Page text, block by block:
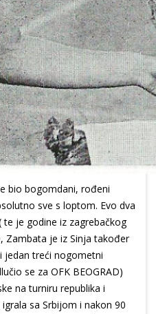
bio bogomdani, rođeni
sve s loptom. Evo dva
te je godine iz zagrebačkog
Zambata je iz Sinja također
jedan treći nogometni
se za OFK BEOGRAD)
na turniru republika i
sa Srbijom i nakon 90